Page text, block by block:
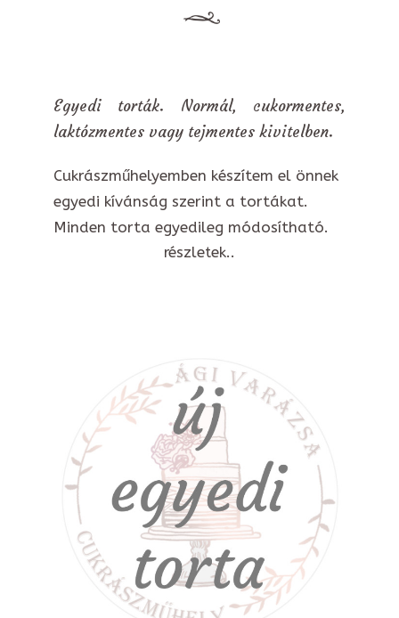
Egyedi torták. Normál, cukormentes,
laktózmentes vagy tejmentes kivitelben.
Cukrászműhelyemben készítem el önnek
egyedi kívánság szerint a tortákat.
Minden torta egyedileg módosítható.
részletek..